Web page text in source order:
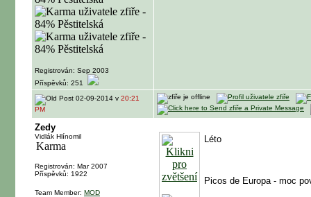
Registrován: Sep 2003
Příspěvků: 251
02-09-2014 v 20:21
PM
Zedy
Vidlák Hlínomil
Registrován: Mar 2007
Příspěvků: 1922
Team Member: MOD
Léto
Picos de Europa - moc